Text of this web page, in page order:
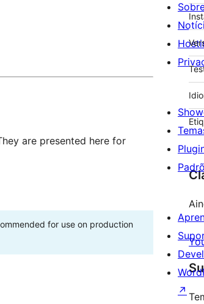
are presented here for
for use on production
↗